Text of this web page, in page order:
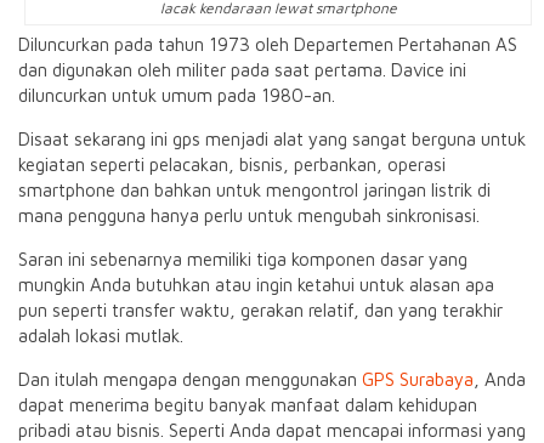
lacak kendaraan lewat smartphone
Diluncurkan pada tahun 1973 oleh Departemen Pertahanan AS
dan digunakan oleh militer pada saat pertama. Davice ini
diluncurkan untuk umum pada 1980-an.
Disaat sekarang ini gps menjadi alat yang sangat berguna untuk
kegiatan seperti pelacakan, bisnis, perbankan, operasi
smartphone dan bahkan untuk mengontrol jaringan listrik di
mana pengguna hanya perlu untuk mengubah sinkronisasi.
Saran ini sebenarnya memiliki tiga komponen dasar yang
mungkin Anda butuhkan atau ingin ketahui untuk alasan apa
pun seperti transfer waktu, gerakan relatif, dan yang terakhir
adalah lokasi mutlak.
Dan itulah mengapa dengan menggunakan GPS Surabaya , Anda
dapat menerima begitu banyak manfaat dalam kehidupan
pribadi atau bisnis. Seperti Anda dapat mencapai informasi yang